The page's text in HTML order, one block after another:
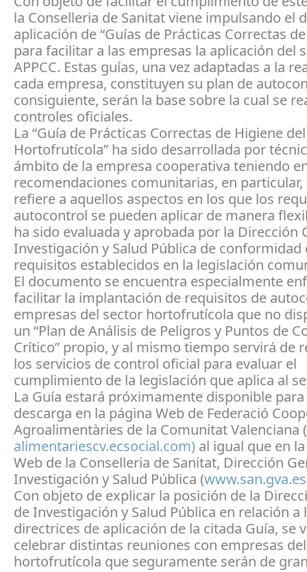
la Conselleria de Sanitat viene impulsando el
aplicación de “Guías de Prácticas Correctas
para facilitar a las empresas la aplicación del
APPCC. Estas guías, una vez adaptadas a la
cada empresa, constituyen su plan de
consiguiente, serán la base sobre la cual se
controles oficiales.
La “Guía de Prácticas Correctas de Higiene
Hortofrutícola” ha sido desarrollada por
ámbito de la empresa cooperativa teniendo
recomendaciones comunitarias, en particular,
refiere a aquellos aspectos en los que los
autocontrol se pueden aplicar de manera
ha sido evaluada y aprobada por la Dirección
Investigación y Salud Pública de conformidad
requisitos establecidos en la legislación
El documento se encuentra especialmente
facilitar la implantación de requisitos de
empresas del sector hortofrutícola que no
un “Plan de Análisis de Peligros y Puntos de
Crítico” propio, y al mismo tiempo servirá de
los servicios de control oficial para evaluar el
cumplimiento de la legislación que aplica al
La Guía estará próximamente disponible
descarga en la página Web de Federació
Agroalimentàries de la Comunitat Valenciana (
alimentariescv.ecsocial.com) al igual que en
Web de la Conselleria de Sanitat, Dirección
Investigación y Salud Pública (
Con objeto de explicar la posición de la
de Investigación y Salud Pública en relación a
directrices de aplicación de la citada Guía, se
celebrar distintas reuniones con empresas
hortofrutícola que seguramente serán de